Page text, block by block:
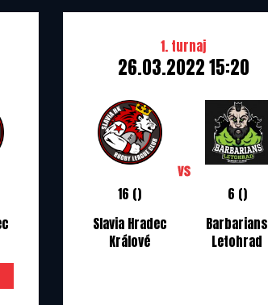
1. turnaj
26.03.2022 15:20
16 ()
Slavia Hradec
Králové
6 ()
Barbarians
Letohrad